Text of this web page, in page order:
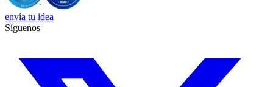
envía tu idea
Síguenos